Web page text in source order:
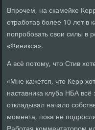
Впрочем, на скамейке
отработав более 10 лет в
попробовать свои силы в
«Финикса».
А всё потому, что Стив
«Мне кажется, что Керр
наставника клуба НБА
откладывал начало
момента, пока не